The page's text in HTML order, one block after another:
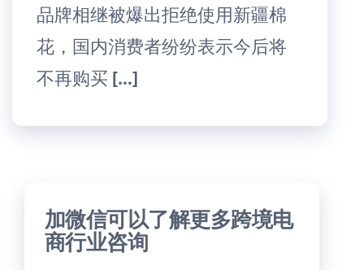
品牌相继被爆出拒绝使用新疆棉
花，国内消费者纷纷表示今后将
不再购买 […]
加微信可以了解更多跨境电
商行业咨询